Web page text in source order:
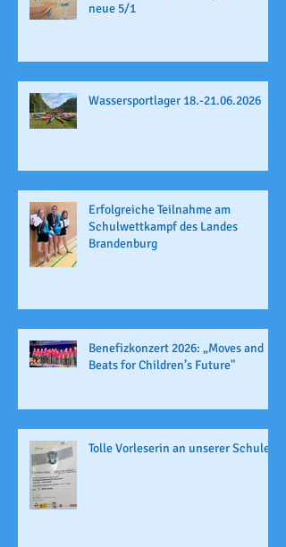
neue 5/1
Wassersportlager 18.-21.06.2026
Erfolgreiche Teilnahme am
Schulwettkampf des Landes
Brandenburg
Benefizkonzert 2026: „Moves and
Beats for Children’s Future"
Tolle Vorleserin an unserer Schule